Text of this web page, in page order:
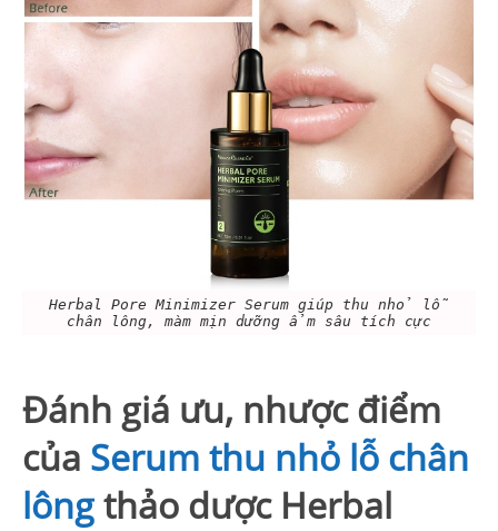
Herbal Pore Minimizer Serum giúp thu nhỏ lỗ
chân lông, màm mịn dưỡng ẩm sâu tích cực
Đánh giá ưu, nhược điểm
của Serum thu nhỏ lỗ chân
lôngthảo dược Herbal